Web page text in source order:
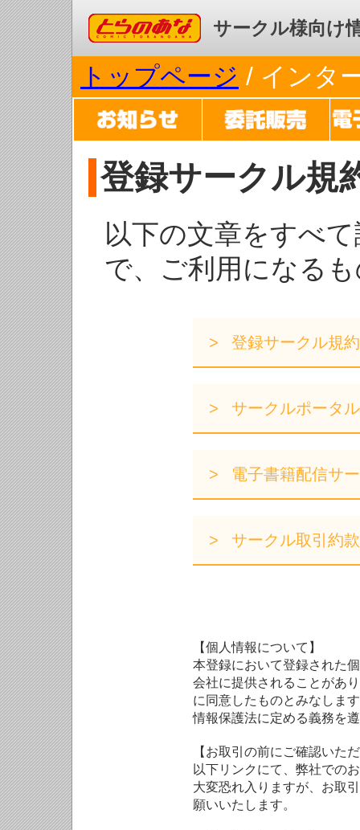
コミックとらのあな サークル様向け
トップページ / インタ
登録サークル規
以下の文章をすべ
で、ご利用になる
登録サークル規約
サークルポータ
電子書籍配信サ
サークル取引約款
【個人情報について】
本登録において登録された
会社に提供されることがあ
に同意したものとみなしま
情報保護法に定める義務を
【お取引の前にご確認いた
以下リンクにて、弊社での
大変恐れ入りますが、お取
願いいたします。